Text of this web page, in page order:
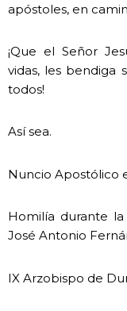
apóstoles, en
¡Que el Señor
vidas, les bendiga
todos!
Así sea.
Nuncio Apostólico
Homilía durante
José Antonio
IX Arzobispo de